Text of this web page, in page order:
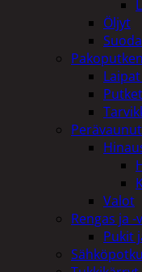
Öljyt
Valot
Rengas ja
Pukit